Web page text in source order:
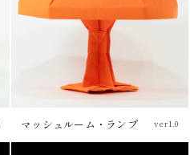
マッシュルーム・ランプ ver1.0